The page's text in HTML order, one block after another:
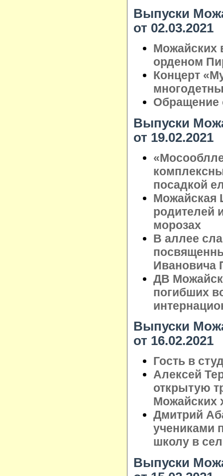
Выпуски
от 02.03.2021
Можайских
орденом
Концерт
Обращение
Выпуски
от 19.02.2021
посадкой
Можайская
родителей
морозах
В аллее
Ивановича
ДВ
погибших
Выпуски
от 16.02.2021
Гость в
Алексей
открытую
Можайских
Дмитрий
учениками
школу в
Выпуски